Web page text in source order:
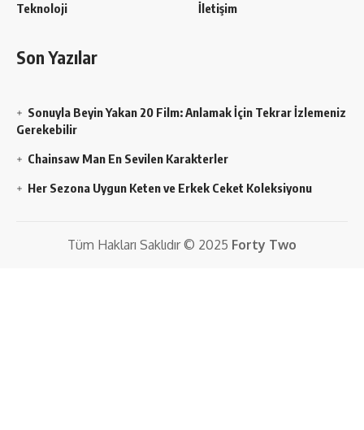
Teknoloji
İletişim
Son Yazılar
Sonuyla Beyin Yakan 20 Film: Anlamak İçin Tekrar İzlemeniz
Gerekebilir
Chainsaw Man En Sevilen Karakterler
Her Sezona Uygun Keten ve Erkek Ceket Koleksiyonu
Tüm Hakları Saklıdır © 2025 Forty Two